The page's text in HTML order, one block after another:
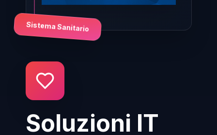
Soluzioni IT
Sistema Sanitario